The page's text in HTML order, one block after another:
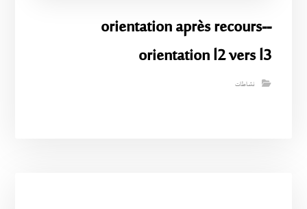
-orientation après recours-
orientation l2 vers l3
نشاطات